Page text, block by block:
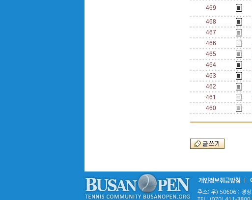
469
468
467
466
465
464
463
462
461
460